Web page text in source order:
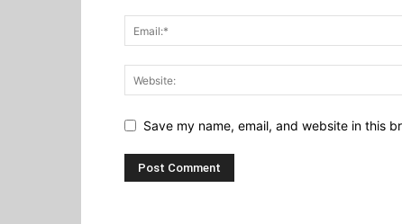
Save my name, email, and website in this